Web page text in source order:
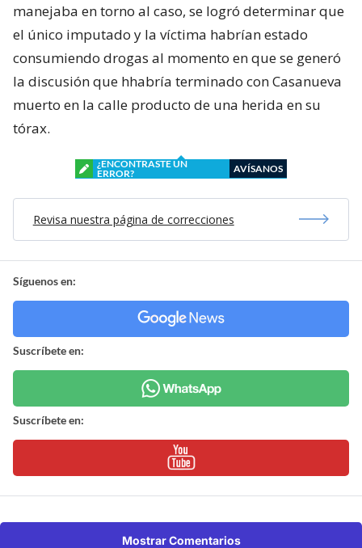
manejaba en torno al caso, se logró determinar que
el único imputado y la víctima habrían estado
consumiendo drogas al momento en que se generó
la discusión que hhabría terminado con Casanueva
muerto en la calle producto de una herida en su
tórax.
¿ENCONTRASTE UN
ERROR?
AVÍSANOS
Revisa nuestra página de correcciones
Síguenos en:
Suscríbete en:
Suscríbete en:
Mostrar Comentarios